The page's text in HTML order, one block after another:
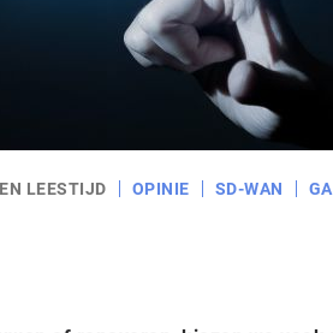
LEESTIJD OPINIE SD-WAN